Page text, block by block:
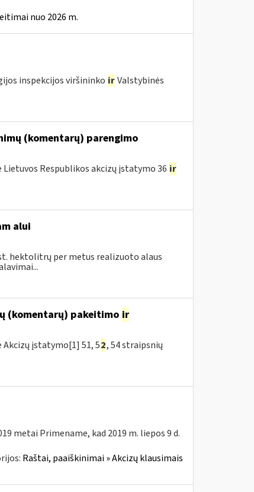
nuo 2026 m.
inspekcijos viršininko ir Valstybinės
(komentarų) parengimo
Respublikos akcizų įstatymo 36 ir
alui
hektolitrų per metus realizuoto alaus
(komentarų) pakeitimo ir
įstatymo[1] 51, 52, 54 straipsnių
metai Primename, kad 2019 m. liepos 9 d.
Raštai, paaiškinimai » Akcizų klausimais